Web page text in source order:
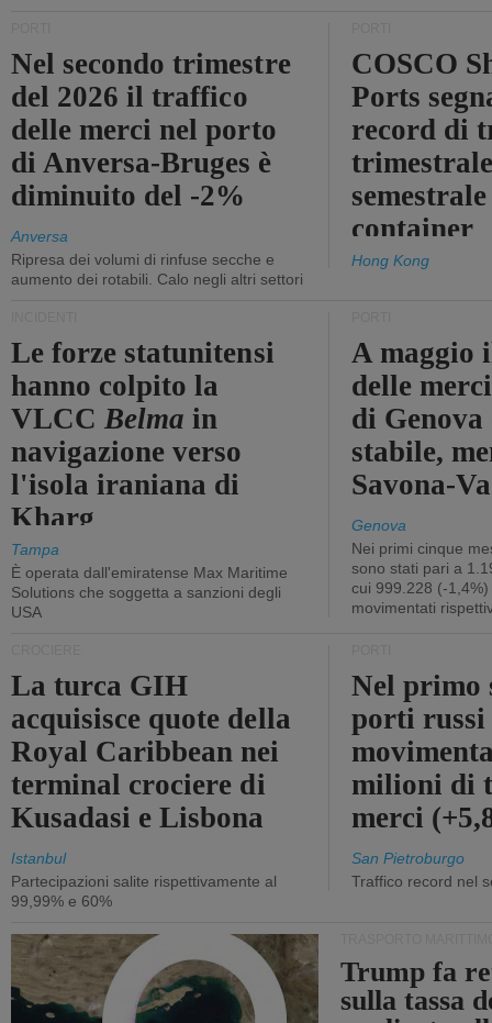
Nel secondo trimestre
del 2026 il traffico
delle merci nel porto
di Anversa-Bruges è
diminuito del -2%
Anversa
Ripresa dei volumi di rinfuse secche e
aumento dei rotabili. Calo negli altri settori
COSCO
Ports
record di
container
Hong Kong
Le forze statunitensi
hanno colpito la
VLCCBelma in
navigazione verso
l'isola iraniana di
Kharg
Tampa
È operata dall'emiratense Max Maritime
Solutions che soggetta a sanzioni degli
USA
A maggio
delle
di
stabile,
Savona-
Genova
Nei primi cinque
sono stati pari a
cui 999.228 (-
movimentati
La turca GIH
acquisisce quote della
Royal Caribbean nei
terminal crociere di
Kusadasi e Lisbona
Istanbul
Partecipazioni salite rispettivamente al
99,99% e 60%
Nel primo
porti russi
milioni di
merci
San Pietroburgo
Traffico record nel
Trump fa
sulla tassa